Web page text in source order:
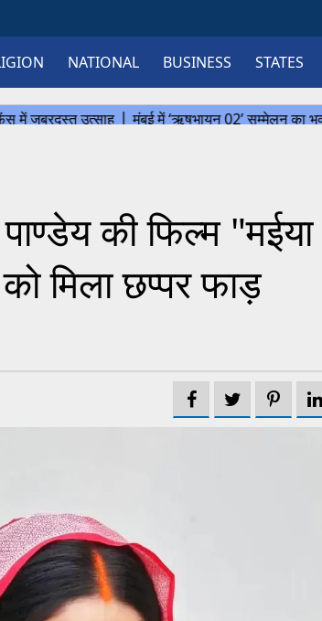
NATIONAL BUSINESS STATES
की फिल्म "मईया
मिला छप्पर फाड़